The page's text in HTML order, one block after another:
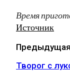
Время
Источник
Творог с